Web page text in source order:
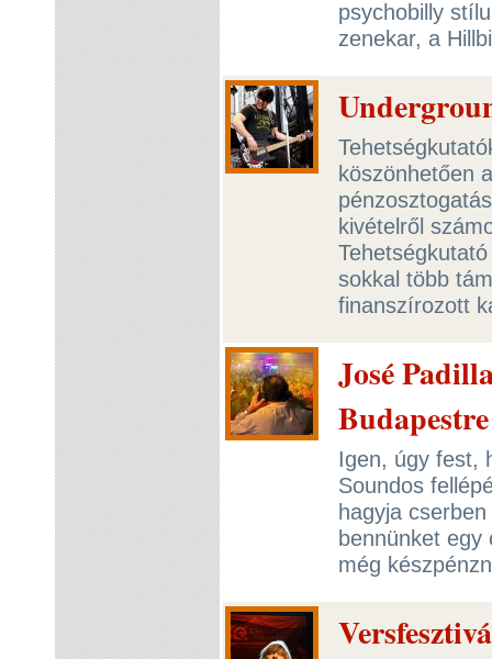
psychobilly
zenekar, a
köszönhetően
kivételről
sokkal több
finanszírozott
José
Igen, úgy fest,
Soundos
hagyja
bennünket egy
még